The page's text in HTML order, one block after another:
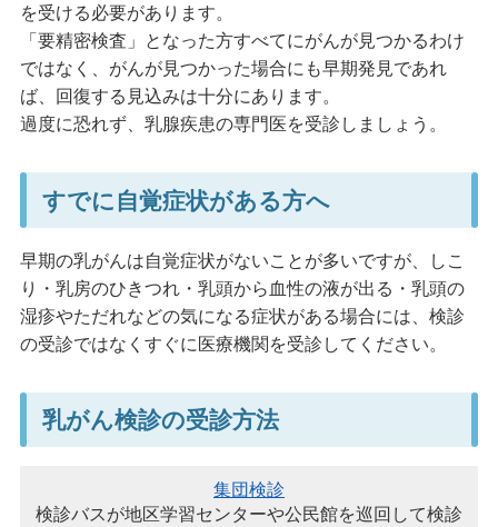
を受ける必要があります。
「要精密検査」となった方すべてにがんが見つかるわけ
ではなく、がんが見つかった場合にも早期発見であれ
ば、回復する見込みは十分にあります。
過度に恐れず、乳腺疾患の専門医を受診しましょう。
すでに自覚症状がある方へ
早期の乳がんは自覚症状がないことが多いですが、しこ
り・乳房のひきつれ・乳頭から血性の液が出る・乳頭の
湿疹やただれなどの気になる症状がある場合には、検診
の受診ではなくすぐに医療機関を受診してください。
乳がん検診の受診方法
集団検診
検診バスが地区学習センターや公民館を巡回して検診